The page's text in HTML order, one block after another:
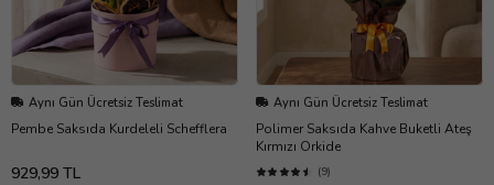
Aynı Gün Ücretsiz Teslimat
Pembe Saksıda Kurdeleli Schefflera
929,99 TL
Aynı Gün Ücretsiz Teslimat
Polimer Saksıda Kahve Buketli Ateş
Kırmızı Orkide
(9)